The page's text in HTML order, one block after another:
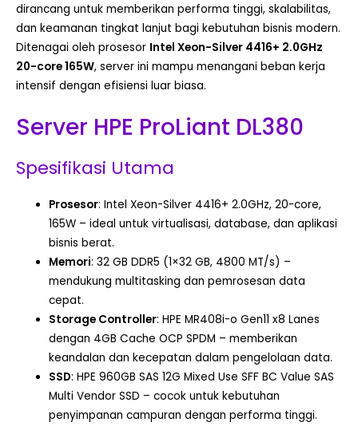
dirancang untuk memberikan performa tinggi, skalabilitas,
dan keamanan tingkat lanjut bagi kebutuhan bisnis modern.
Ditenagai oleh prosesor Intel Xeon-Silver 4416+ 2.0GHz
20-core 165W, server ini mampu menangani beban kerja
intensif dengan efisiensi luar biasa.
Server HPE ProLiant DL380
Spesifikasi Utama
Prosesor: Intel Xeon-Silver 4416+ 2.0GHz, 20-core,
165W – ideal untuk virtualisasi, database, dan aplikasi
bisnis berat.
Memori: 32 GB DDR5 (1×32 GB, 4800 MT/s) –
mendukung multitasking dan pemrosesan data
cepat.
Storage Controller: HPE MR408i-o Gen11 x8 Lanes
dengan 4GB Cache OCP SPDM – memberikan
keandalan dan kecepatan dalam pengelolaan data.
SSD: HPE 960GB SAS 12G Mixed Use SFF BC Value SAS
Multi Vendor SSD – cocok untuk kebutuhan
penyimpanan campuran dengan performa tinggi.